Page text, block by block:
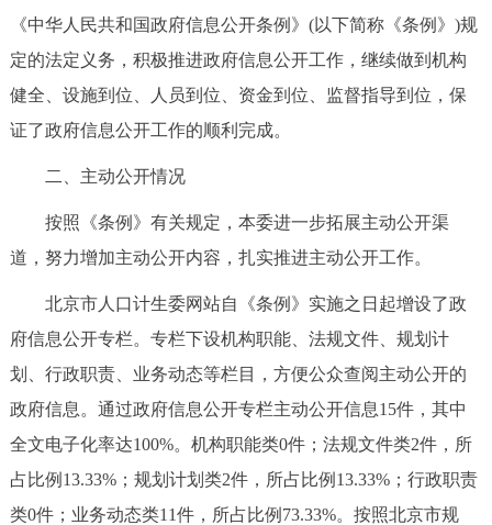
绿色北京 图说北京 视频北京
ENGLISH 한국어 日本語
ESPAÑOL العربية PORTUGUÊS
ITALIANO
《中华人民共和国政府信息公开条例》(以下简称《条例》)规
定的法定义务，积极推进政府信息公开工作，继续做到机构
健全、设施到位、人员到位、资金到位、监督指导到位，保
证了政府信息公开工作的顺利完成。
二、主动公开情况
按照《条例》有关规定，本委进一步拓展主动公开渠
道，努力增加主动公开内容，扎实推进主动公开工作。
北京市人口计生委网站自《条例》实施之日起增设了政
府信息公开专栏。专栏下设机构职能、法规文件、规划计
划、行政职责、业务动态等栏目，方便公众查阅主动公开的
政府信息。通过政府信息公开专栏主动公开信息15件，其中
全文电子化率达100%。机构职能类0件；法规文件类2件，所
占比例13.33%；规划计划类2件，所占比例13.33%；行政职责
类0件；业务动态类11件，所占比例73.33%。按照北京市规